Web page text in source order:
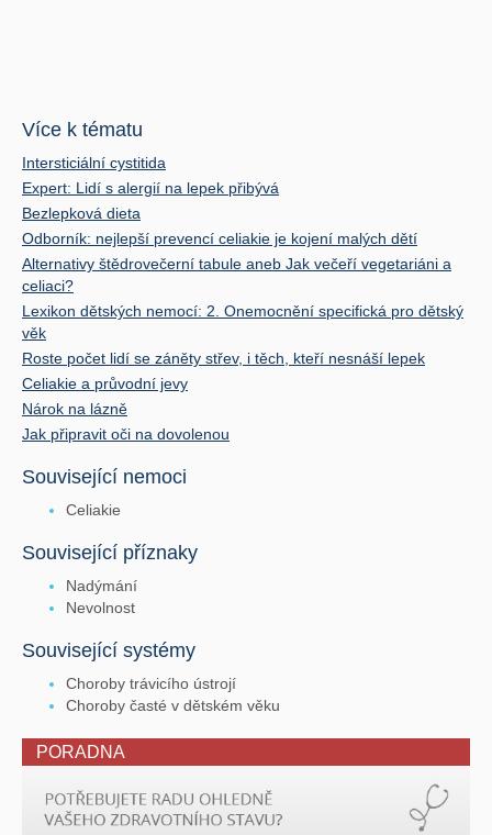
Více k tématu
Intersticiální cystitida
Expert: Lidí s alergií na lepek přibývá
Bezlepková dieta
Odborník: nejlepší prevencí celiakie je kojení malých dětí
Alternativy štědrovečerní tabule aneb Jak večeří vegetariáni a
celiaci?
Lexikon dětských nemocí: 2. Onemocnění specifická pro dětský
věk
Roste počet lidí se záněty střev, i těch, kteří nesnáší lepek
Celiakie a průvodní jevy
Nárok na lázně
Jak připravit oči na dovolenou
Související nemoci
Celiakie
Související příznaky
Nadýmání
Nevolnost
Související systémy
Choroby trávicího ústrojí
Choroby časté v dětském věku
PORADNA